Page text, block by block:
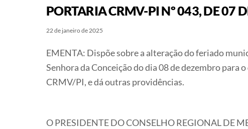
PORTARIA CRMV-PI Nº 043, DE 07
22 de janeiro de 2025
EMENTA: Dispõe sobre a alteração do feriado
Senhora da Conceição do dia 08 de dezembro para
CRMV/PI, e dá outras providências.
O PRESIDENTE DO CONSELHO REGIONAL DE